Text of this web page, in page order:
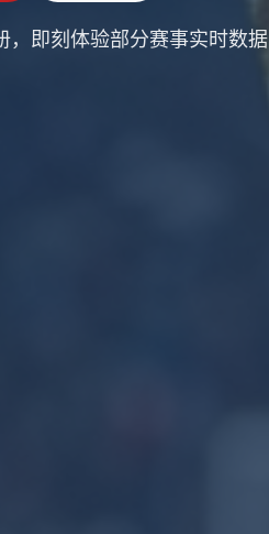
，即刻体验部分赛事实时数据